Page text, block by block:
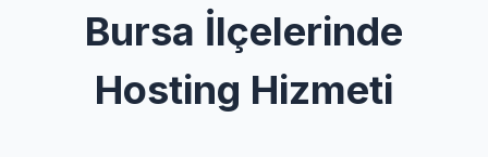
Bursa İlçelerinde
Hosting Hizmeti